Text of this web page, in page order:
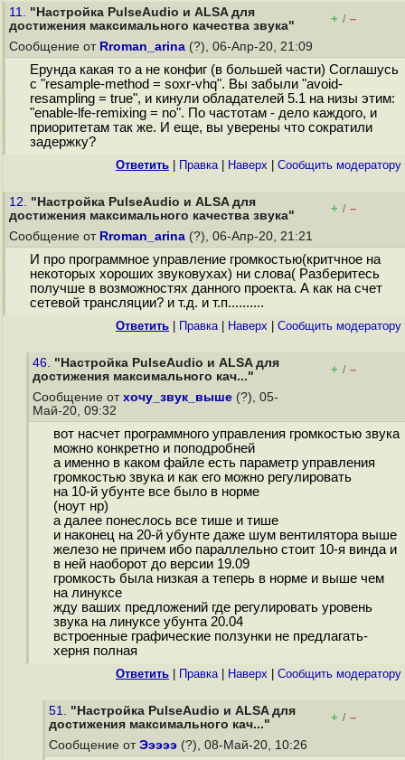
11. "Настройка PulseAudio и ALSA для
достижения максимального качества звука"
+ / –
Сообщение от Rroman_arina (?), 06-Апр-20, 21:09
Ерунда какая то а не конфиг (в большей части) Соглашусь
с "resample-method = soxr-vhq". Вы забыли "avoid-
resampling = true", и кинули обладателей 5.1 на низы этим:
"enable-lfe-remixing = no". По частотам - дело каждого, и
приоритетам так же. И еще, вы уверены что сократили
задержку?
Ответить Правка| Наверх Cообщить модератору
12. "Настройка PulseAudio и ALSA для
достижения максимального качества звука"
+ / –
Сообщение от Rroman_arina (?), 06-Апр-20, 21:21
И про программное управление громкостью(критчное на
некоторых хороших звуковухах) ни слова( Разберитесь
получше в возможностях данного проекта. А как на счет
сетевой трансляции? и т.д. и т.п..........
Ответить Правка| Наверх Cообщить модератору
46. "Настройка PulseAudio и ALSA для
достижения максимального кач..."
+ / –
Сообщение от хочу_звук_выше (?), 05-
Май-20, 09:32
вот насчет программного управления громкостью звука
можно конкретно и поподробней
а именно в каком файле есть параметр управления
громкостью звука и как его можно регулировать
на 10-й убунте все было в норме
(ноут нр)
а далее понеслось все тише и тише
и наконец на 20-й убунте даже шум вентилятора выше
железо не причем ибо параллельно стоит 10-я винда и
в ней наоборот до версии 19.09
громкость была низкая а теперь в норме и выше чем
на линуксе
жду ваших предложений где регулировать уровень
звука на линуксе убунта 20.04
встроенные графические ползунки не предлагать-
херня полная
Ответить Правка| Наверх Cообщить модератору
51. "Настройка PulseAudio и ALSA для
достижения максимального кач..."
+ / –
Сообщение от Эээээ (?), 08-Май-20, 10:26